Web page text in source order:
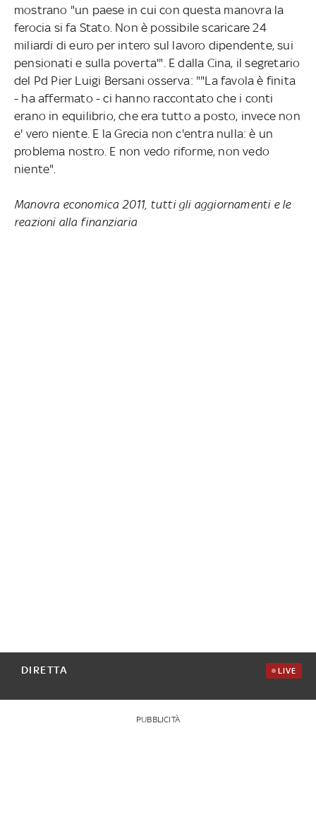
mostrano "un paese in cui con questa manovra la
ferocia si fa Stato. Non è possibile scaricare 24
miliardi di euro per intero sul lavoro dipendente, sui
pensionati e sulla poverta'". E dalla Cina, il segretario
del Pd Pier Luigi Bersani osserva: ""La favola è finita
- ha affermato - ci hanno raccontato che i conti
erano in equilibrio, che era tutto a posto, invece non
e' vero niente. E la Grecia non c'entra nulla: è un
problema nostro. E non vedo riforme, non vedo
niente".
Manovra economica 2011, tutti gli aggiornamenti e le
reazioni alla finanziaria
DIRETTA LIVE
PUBBLICITÀ